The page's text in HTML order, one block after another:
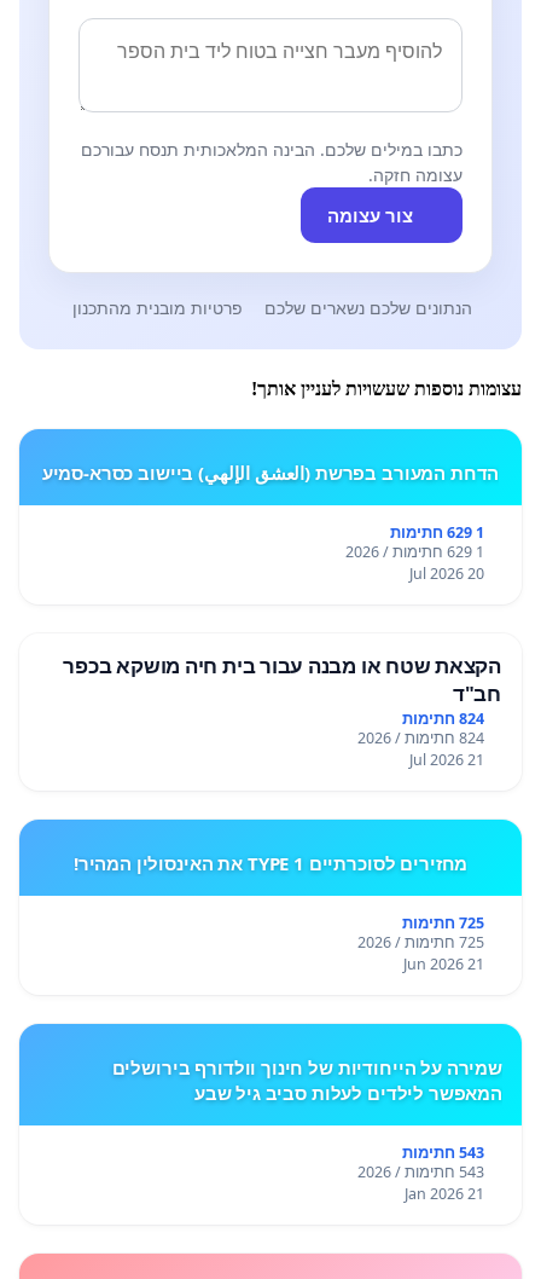
כתבו במילים שלכם. הבינה המלאכותית תנסח עבורכם
עצומה חזקה.
צור עצומה
הנתונים שלכם נשארים שלכם פרטיות מובנית מהתכנון
עצומות נוספות שעשויות לעניין אותך!
הדחת המעורב בפרשת (العشق الإلهي) ביישוב כסרא-סמיע
1 629 חתימות
1 629 חתימות / 2026
20 Jul 2026
הקצאת שטח או מבנה עבור בית חיה מושקא בכפר
חב"ד
824 חתימות
824 חתימות / 2026
21 Jul 2026
מחזירים לסוכרתיים TYPE 1 את האינסולין המהיר!
725 חתימות
725 חתימות / 2026
21 Jun 2026
שמירה על הייחודיות של חינוך וולדורף בירושלים
המאפשר לילדים לעלות סביב גיל שבע
543 חתימות
543 חתימות / 2026
21 Jan 2026